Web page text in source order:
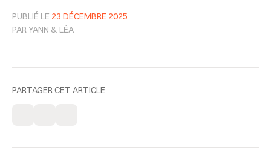
PUBLIÉ LE 23 DÉCEMBRE 2025
PAR YANN & LÉA
PARTAGER CET ARTICLE